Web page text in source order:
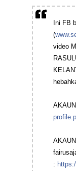
Ini FB
(
video
: